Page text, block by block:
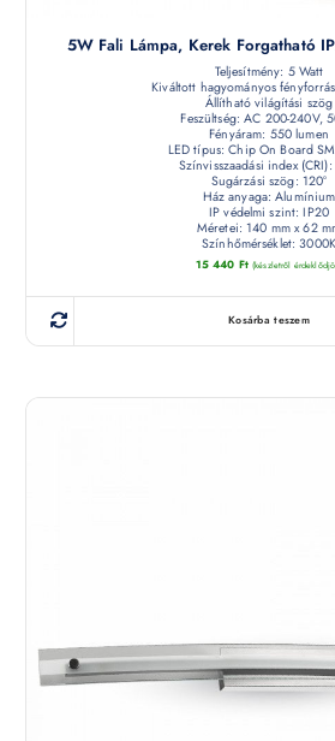
5W Fali Lámpa, Kerek Forgatható
Teljesítmény: 5 Watt
Kiváltott hagyományos
Állítható világítási szög
Feszültség: AC 200-240V,
Fényáram: 550 lumen
LED típus: Chip On Board
Színvisszaadási index
Sugárzási szög: 120°
Ház anyaga: Alumínium
IP védelmi szint: IP20
Méretei: 140 mm x 62
Színhőmérséklet: 3000K
15 440 Ft (készletről
Kosárba teszem